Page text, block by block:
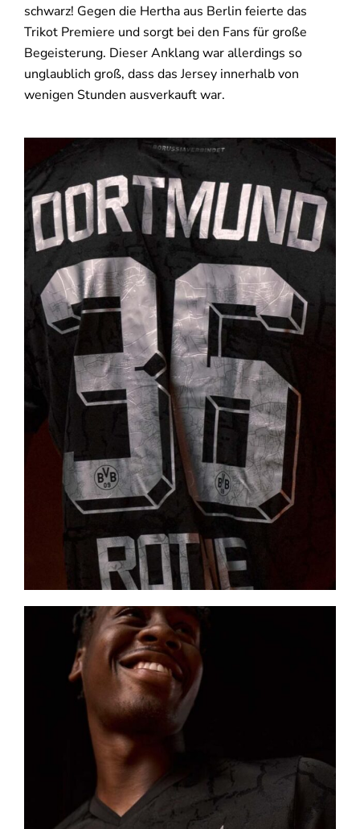
schwarz! Gegen die Hertha aus Berlin feierte das
Trikot Premiere und sorgt bei den Fans für große
Begeisterung. Dieser Anklang war allerdings so
unglaublich groß, dass das Jersey innerhalb von
wenigen Stunden ausverkauft war.